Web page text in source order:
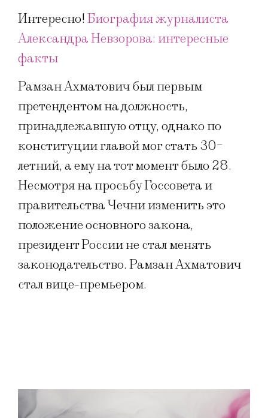
Интересно!Биография журналиста
Александра Невзорова: интересные
факты
Рамзан Ахматович был первым
претендентом на должность,
принадлежавшую отцу, однако по
конституции главой мог стать 30-
летний, а ему на тот момент было 28.
Несмотря на просьбу Госсовета и
правительства Чечни изменить это
положение основного закона,
президент России не стал менять
законодательство. Рамзан Ахматович
стал вице-премьером.